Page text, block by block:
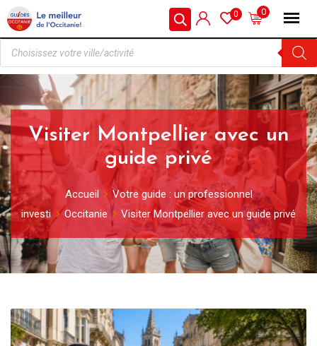
0
0
Visiter Montpellier avec un
guide privé
Accueil
Votre guide : un professionnel
investi
Occitanie Visiter Montpellier avec un guide privé